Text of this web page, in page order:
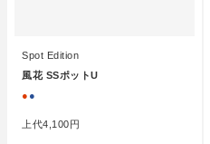
Spot Edition
風花 SSポットU
● ●
上代4,100円